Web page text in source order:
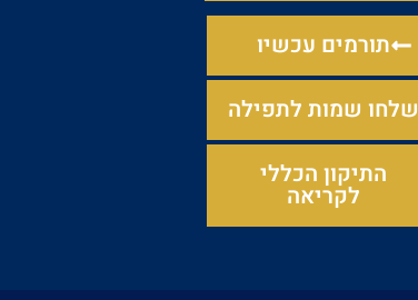
תורמים עכשיו
שלחו שמות לתפילה
התיקון הכללי
לקריאה